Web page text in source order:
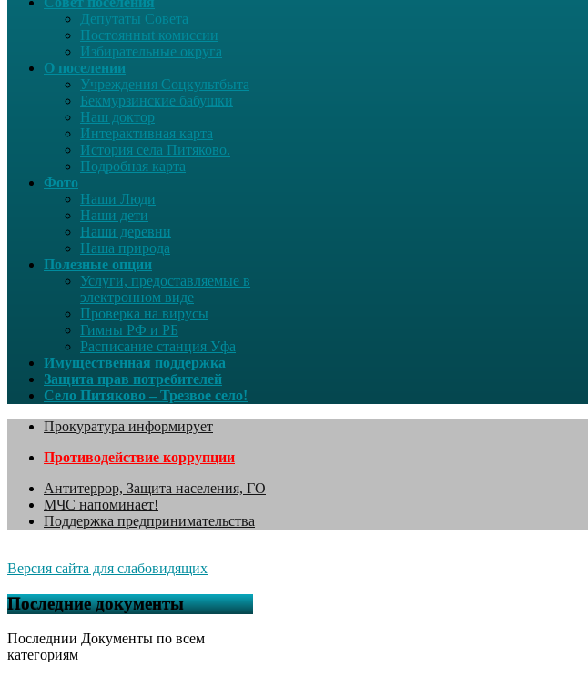
Депутаты Совета
Постоянныt комиссии
Избирательные округа
О поселении
Учреждения Соцкультбыта
Бекмурзинские бабушки
Наш доктор
Интерактивная карта
История села Питяково.
Подробная карта
Фото
Наши Люди
Наши дети
Наши деревни
Наша природа
Полезные опции
Услуги, предоставляемые в
электронном виде
Проверка на вирусы
Гимны РФ и РБ
Расписание станция Уфа
Имущественная поддержка
Защита прав потребителей
Село Питяково – Трезвое село!
Прокуратура информирует
Противодействие коррупции
Антитеррор, Защита населения, ГО
МЧС напоминает!
Поддержка предпринимательства
Версия сайта для слабовидящих
Последние документы
Последнии Документы по всем
категориям